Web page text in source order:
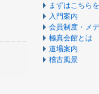
まずはこちら
入門案内
会員制度・メ
極真会館とは
道場案内
稽古風景